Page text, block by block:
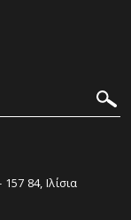
84, Ιλίσια